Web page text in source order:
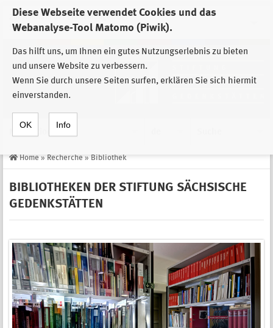
Diese Webseite verwendet Cookies und das
Webanalyse-Tool Matomo (Piwik).
Das hilft uns, um Ihnen ein gutes Nutzungserlebnis zu bieten
und unsere Website zu verbessern.
Wenn Sie durch unsere Seiten surfen, erklären Sie sich hiermit
einverstanden.
OK Info
Zur Auswahl der Einrichtungen der
Stiftung Sächsische Gedenkstätten
Home » Recherche » Bibliothek
BIBLIOTHEKEN DER STIFTUNG SÄCHSISCHE
GEDENKSTÄTTEN